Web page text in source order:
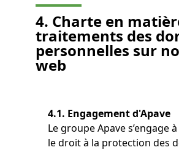
4. Charte en
traitements des
personnelles sur
web
4.1. Engagement d'Apave
Le groupe Apave s’engage
le droit à la protection des